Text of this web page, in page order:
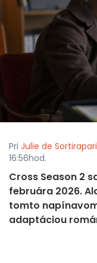
Pri Julie de
16:56hod.
Cross Season 2
februára 2026.
tomto
adaptáciou